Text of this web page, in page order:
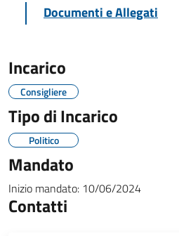
Documenti e Allegati
Incarico
Consigliere
Tipo di Incarico
Politico
Mandato
Inizio mandato: 10/06/2024
Contatti